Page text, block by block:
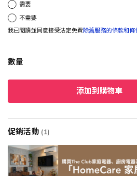
需要
不需要
我已閱讀並同意接受法定免費除舊服務的條款和條
數量
添加到購物車
促銷活動 (1)